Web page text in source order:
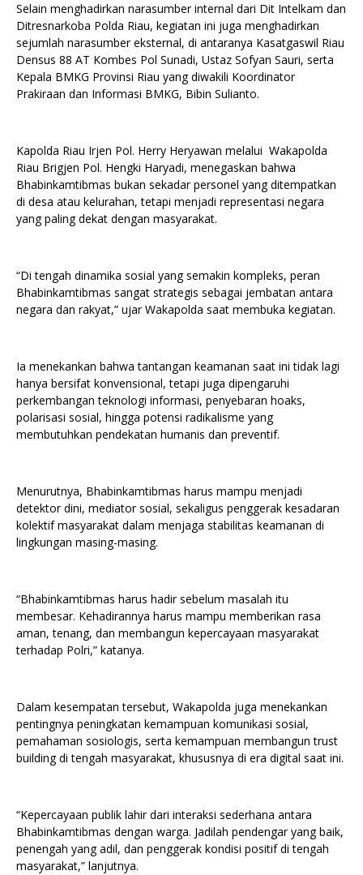
Selain menghadirkan narasumber internal dari Dit Intelkam dan
Ditresnarkoba Polda Riau, kegiatan ini juga menghadirkan
sejumlah narasumber eksternal, di antaranya Kasatgaswil Riau
Densus 88 AT Kombes Pol Sunadi, Ustaz Sofyan Sauri, serta
Kepala BMKG Provinsi Riau yang diwakili Koordinator
Prakiraan dan Informasi BMKG, Bibin Sulianto.
Kapolda Riau Irjen Pol. Herry Heryawan melalui Wakapolda
Riau Brigjen Pol. Hengki Haryadi, menegaskan bahwa
Bhabinkamtibmas bukan sekadar personel yang ditempatkan
di desa atau kelurahan, tetapi menjadi representasi negara
yang paling dekat dengan masyarakat.
“Di tengah dinamika sosial yang semakin kompleks, peran
Bhabinkamtibmas sangat strategis sebagai jembatan antara
negara dan rakyat,” ujar Wakapolda saat membuka kegiatan.
Ia menekankan bahwa tantangan keamanan saat ini tidak lagi
hanya bersifat konvensional, tetapi juga dipengaruhi
perkembangan teknologi informasi, penyebaran hoaks,
polarisasi sosial, hingga potensi radikalisme yang
membutuhkan pendekatan humanis dan preventif.
Menurutnya, Bhabinkamtibmas harus mampu menjadi
detektor dini, mediator sosial, sekaligus penggerak kesadaran
kolektif masyarakat dalam menjaga stabilitas keamanan di
lingkungan masing-masing.
“Bhabinkamtibmas harus hadir sebelum masalah itu
membesar. Kehadirannya harus mampu memberikan rasa
aman, tenang, dan membangun kepercayaan masyarakat
terhadap Polri,” katanya.
Dalam kesempatan tersebut, Wakapolda juga menekankan
pentingnya peningkatan kemampuan komunikasi sosial,
pemahaman sosiologis, serta kemampuan membangun trust
building di tengah masyarakat, khususnya di era digital saat ini.
“Kepercayaan publik lahir dari interaksi sederhana antara
Bhabinkamtibmas dengan warga. Jadilah pendengar yang baik,
penengah yang adil, dan penggerak kondisi positif di tengah
masyarakat,” lanjutnya.